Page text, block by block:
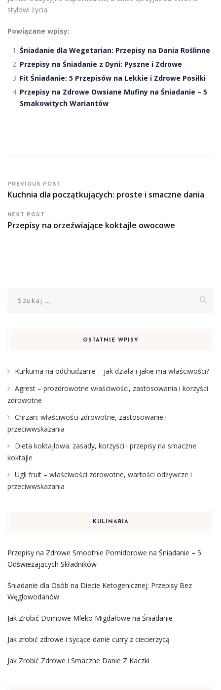
stylowi życia.
Powiązane wpisy:
Śniadanie dla Wegetarian: Przepisy na Dania Roślinne
Przepisy na Śniadanie z Dyni: Pyszne i Zdrowe
Fit Śniadanie: 5 Przepisów na Lekkie i Zdrowe Posiłki
Przepisy na Zdrowe Owsiane Mufiny na Śniadanie – 5
Smakowitych Wariantów
PREVIOUS POST
Kuchnia dla początkujących: proste i smaczne dania
NEXT POST
Przepisy na orzeźwiające koktajle owocowe
OSTATNIE WPISY
Kurkuma na odchudzanie – jak działa i jakie ma właściwości?
Agrest – prozdrowotne właściwości, zastosowania i korzyści
zdrowotne
Chrzan: właściwości zdrowotne, zastosowanie i
przeciwwskazania
Dieta koktajlowa: zasady, korzyści i przepisy na smaczne
koktajle
Ugli fruit – właściwości zdrowotne, wartości odżywcze i
przeciwwskazania
KULINARIA
Przepisy na Zdrowe Smoothie Pomidorowe na Śniadanie – 5
Odświeżających Składników
Śniadanie dla Osób na Diecie Ketogenicznej: Przepisy Bez
Węglowodanów
Jak Zrobić Domowe Mleko Migdałowe na Śniadanie
Jak zrobić zdrowe i sycące danie curry z ciecierzycą
Jak Zrobić Zdrowe i Smaczne Danie Z Kaczki